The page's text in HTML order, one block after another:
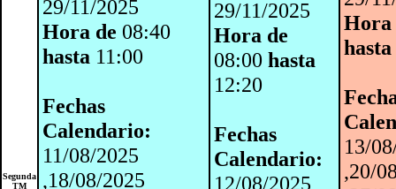
Segunda
TM
29/11/2025
Hora de 08:40
hasta 11:00
Fechas
Calendario:
11/08/2025
,18/08/2025
29/11/2025
Hora de
08:00 hasta
12:20
Fechas
Calendario:
12/08/2025
Hora
hasta
13/
,20/